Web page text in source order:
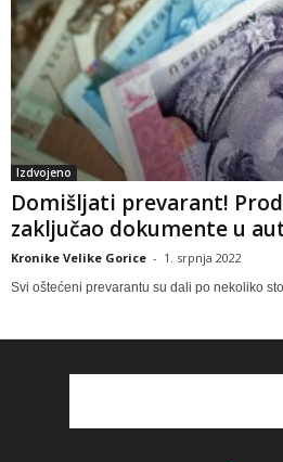
Izdvojeno
Domišljati prevarant!
zaključao dokumente u
Kronike Velike Gorice - 1. srpnja 2022
Svi oštećeni prevarantu su dali po nekoliko